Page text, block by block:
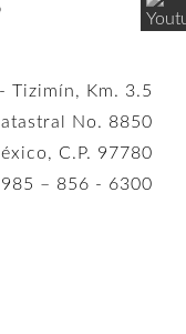
Tizimín, Km. 3.5
No. 8850
C.P. 97780
– 856 - 6300